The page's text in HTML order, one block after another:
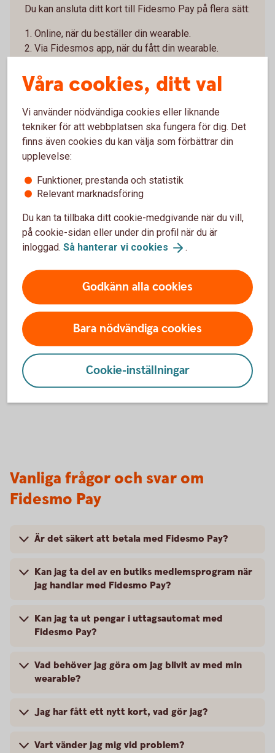
Du kan ansluta ditt kort till Fidesmo Pay på flera sätt:
1. Online, när du beställer din wearable.
2. Via Fidesmos app, när du fått din wearable.
Pay.
appen Fidesmo
Ladda ner appen Fidesmo från Google Play eller
App store. Lägg in dina kortuppgifter i appen genom
att följa instruktionerna - om du inte redan gjort det i
samband med beställningen.
5. Identifiera dig i Fidesmos app för att aktivera
din wearable
Slutför anslutningen genom att signera med Mobilt
BankID och följa instruktionerna.
6. Klart!
Du är nu redo att börja använda din wearable i butik.
Du betalar genom att blippa din wearable mot
terminalen där symbolen för kontaktlösa betalningar
Vanliga frågor och svar om
Fidesmo Pay
Är det säkert att betala med Fidesmo Pay?
Kan jag ta del av en butiks medlemsprogram när
jag handlar med Fidesmo Pay?
Kan jag ta ut pengar i uttagsautomat med
Fidesmo Pay?
Vad behöver jag göra om jag blivit av med min
wearable?
Jag har fått ett nytt kort, vad gör jag?
Vart vänder jag mig vid problem?
Våra cookies, ditt val
Vi använder nödvändiga cookies eller liknande
tekniker för att webbplatsen ska fungera för dig. Det
finns även cookies du kan välja som förbättrar din
upplevelse:
Funktioner, prestanda och statistik
Relevant marknadsföring
Du kan ta tillbaka ditt cookie-medgivande när du vill,
på cookie-sidan eller under din profil när du är
inloggad. Så hanterar vi cookies .
Godkänn alla cookies
Bara nödvändiga cookies
Cookie-inställningar